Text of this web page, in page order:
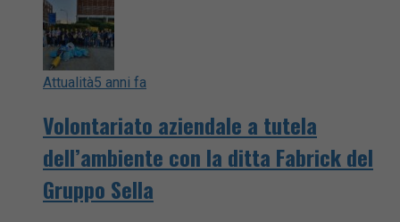
Attualità5 anni fa
Volontariato aziendale a tutela
dell’ambiente con la ditta Fabrick del
Gruppo Sella